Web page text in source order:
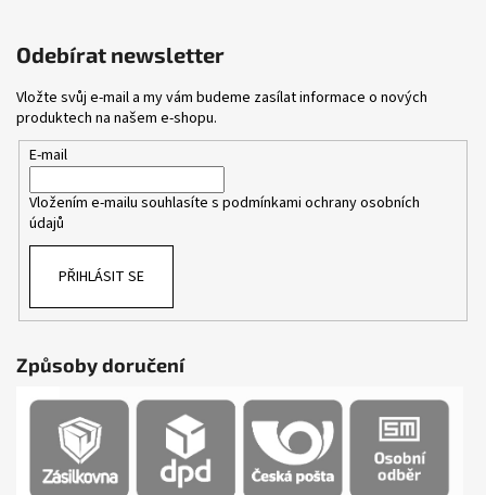
Odebírat newsletter
Vložte svůj e-mail a my vám budeme zasílat informace o nových
produktech na našem e-shopu.
E-mail
Vložením e-mailu souhlasíte s podmínkami ochrany osobních
údajů
PŘIHLÁSIT SE
Způsoby doručení